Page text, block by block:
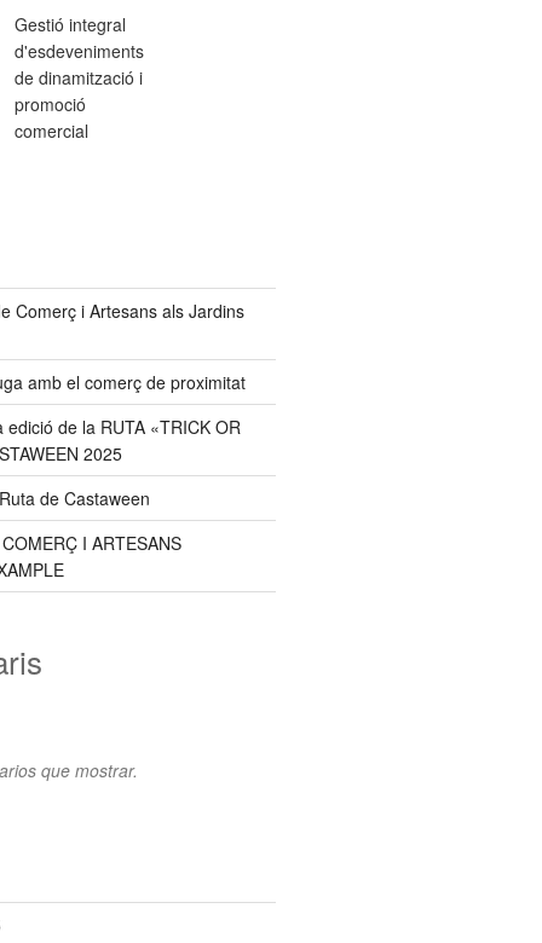
Gestió integral
d'esdeveniments
de dinamització i
promoció
comercial
Comerç i Artesans als Jardins
amb el comerç de proximitat
edició de la RUTA «TRICK OR
2025
de Castaween
I ARTESANS
que mostrar.